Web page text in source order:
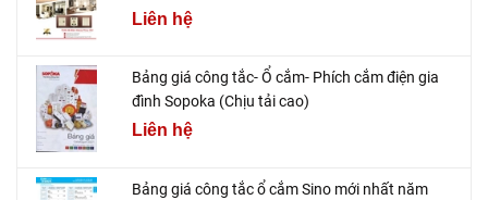
Liên hệ
Bảng giá công tắc- Ổ cắm- Phích cắm điện gia
đình Sopoka (Chịu tải cao)
Liên hệ
Bảng giá công tắc ổ cắm Sino mới nhất năm